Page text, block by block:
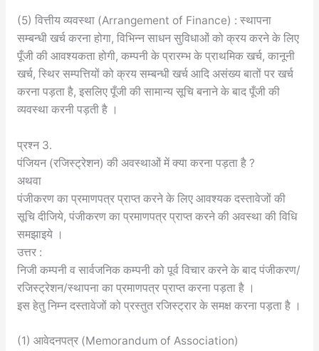
(5) वित्तीय व्यवस्था (Arrangement of Finance) : स्थापना
सम्बन्धी खर्च करना होगा, विभिन्न साधन सुविधाओं को क्रय करने के लिए
पूँजी की आवश्यकता होगी, कम्पनी के प्रारम्भ के प्राथमिक खर्च, कानूनी
खर्च, स्थिर सम्पत्तियों को क्रय सम्बन्धी खर्च आदि असंख्य बातों पर खर्च
करना पड़ता है, इसलिए पूँजी की सामान्य सूचि बनाने के बाद पूँजी की
व्यवस्था करनी पड़ती है ।
प्रश्न 3.
पंजियन (रजिस्ट्रेशन) की अवस्थाओं में क्या करना पड़ता है ?
अथवा
पंजीकरण का प्रमाणपत्र प्राप्त करने के लिए आवश्यक दस्तावेजों की
सूचि दीजिये, पंजीकरण का प्रमाणपत्र प्राप्त करने की अवस्था की विधि
समझाइये ।
उत्तर :
निजी कम्पनी व सार्वजनिक कम्पनी को पूर्व विचार करने के बाद पंजीकरण/
रजिस्ट्रेशन/स्थापना का प्रमाणपत्र प्राप्त करना पड़ता है ।
इस हेतु निम्न दस्तावेजों को प्रस्तुत रजिस्ट्रार के समक्ष करना पड़ता है ।
(1) आवेदनपत्र (Memorandum of Association)